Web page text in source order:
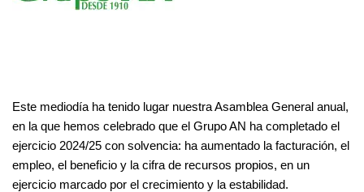
Este mediodía ha tenido lugar nuestra Asamblea General anual,
en la que hemos celebrado que el Grupo AN ha completado el
ejercicio 2024/25 con solvencia: ha aumentado la facturación, el
empleo, el beneficio y la cifra de recursos propios, en un
ejercicio marcado por el crecimiento y la estabilidad.